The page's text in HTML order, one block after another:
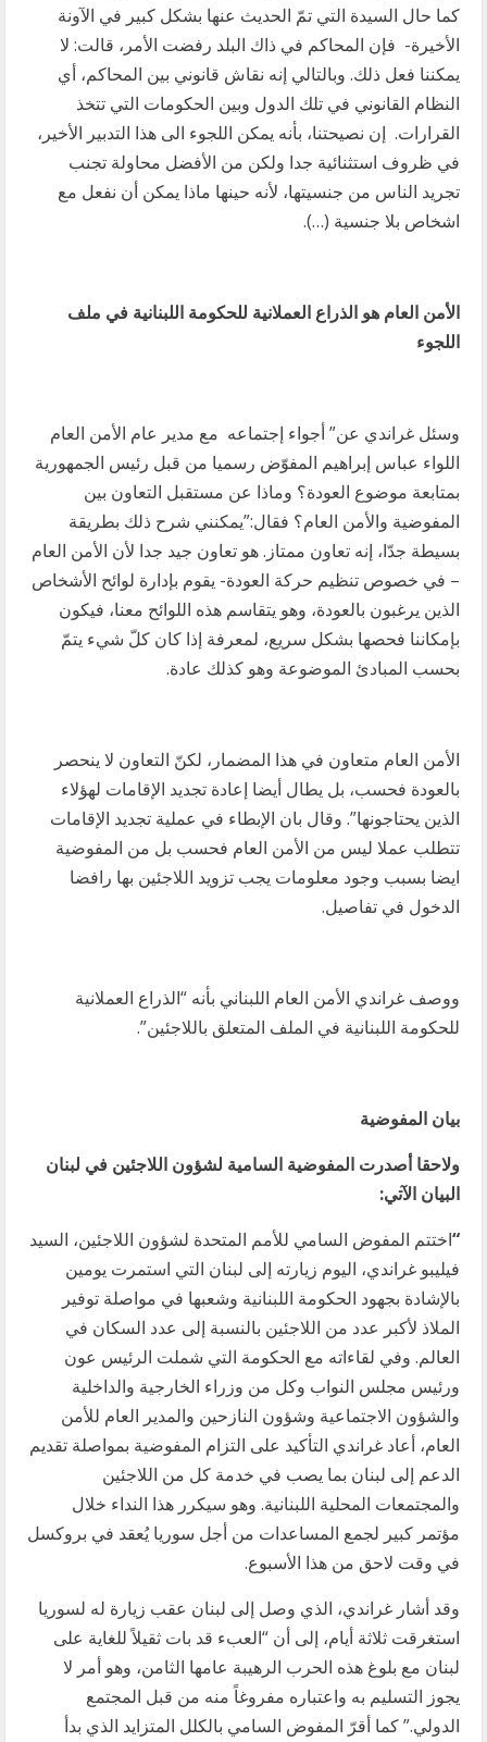
كما حال السيدة التي تمّ الحديث عنها بشكل كبير في الآونة
الأخيرة- فإن المحاكم في ذاك البلد رفضت الأمر، قالت: لا
يمكننا فعل ذلك. وبالتالي إنه نقاش قانوني بين المحاكم، أي
النظام القانوني في تلك الدول وبين الحكومات التي تتخذ
القرارات. إن نصيحتنا، بأنه يمكن اللجوء الى هذا التدبير الأخير،
في ظروف استثنائية جدا ولكن من الأفضل محاولة تجنب
تجريد الناس من جنسيتها، لأنه حينها ماذا يمكن أن نفعل مع
اشخاص بلا جنسية (…).
الأمن العام هو الذراع العملانية للحكومة اللبنانية في ملف
اللجوء
وسئل غراندي عن” أجواء إجتماعه مع مدير عام الأمن العام
اللواء عباس إبراهيم المفوّض رسميا من قبل رئيس الجمهورية
بمتابعة موضوع العودة؟ وماذا عن مستقبل التعاون بين
المفوضية والأمن العام؟ فقال:”يمكنني شرح ذلك بطريقة
بسيطة جدّا، إنه تعاون ممتاز. هو تعاون جيد جدا لأن الأمن العام
– في خصوص تنظيم حركة العودة- يقوم بإدارة لوائح الأشخاص
الذين يرغبون بالعودة، وهو يتقاسم هذه اللوائح معنا، فيكون
بإمكاننا فحصها بشكل سريع، لمعرفة إذا كان كلّ شيء يتمّ
بحسب المبادئ الموضوعة وهو كذلك عادة.
الأمن العام متعاون في هذا المضمار، لكنّ التعاون لا ينحصر
بالعودة فحسب، بل يطال أيضا إعادة تجديد الإقامات لهؤلاء
الذين يحتاجونها”. وقال بان الإبطاء في عملية تجديد الإقامات
تتطلب عملا ليس من الأمن العام فحسب بل من المفوضية
ايضا بسبب وجود معلومات يجب تزويد اللاجئين بها رافضا
الدخول في تفاصيل.
ووصف غراندي الأمن العام اللبناني بأنه “الذراع العملانية
للحكومة اللبنانية في الملف المتعلق باللاجئين”.
بيان المفوضية
ولاحقا أصدرت المفوضية السامية لشؤون اللاجئين في لبنان
البيان الآتي:
“اختتم المفوض السامي للأمم المتحدة لشؤون اللاجئين، السيد
فيليبو غراندي، اليوم زيارته إلى لبنان التي استمرت يومين
بالإشادة بجهود الحكومة اللبنانية وشعبها في مواصلة توفير
الملاذ لأكبر عدد من اللاجئين بالنسبة إلى عدد السكان في
العالم. وفي لقاءاته مع الحكومة التي شملت الرئيس عون
ورئيس مجلس النواب وكل من وزراء الخارجية والداخلية
والشؤون الاجتماعية وشؤون النازحين والمدير العام للأمن
العام، أعاد غراندي التأكيد على التزام المفوضية بمواصلة تقديم
الدعم إلى لبنان بما يصب في خدمة كل من اللاجئين
والمجتمعات المحلية اللبنانية. وهو سيكرر هذا النداء خلال
مؤتمر كبير لجمع المساعدات من أجل سوريا يُعقد في بروكسل
في وقت لاحق من هذا الأسبوع.
وقد أشار غراندي، الذي وصل إلى لبنان عقب زيارة له لسوريا
استغرقت ثلاثة أيام، إلى أن “العبء قد بات ثقيلاً للغاية على
لبنان مع بلوغ هذه الحرب الرهيبة عامها الثامن، وهو أمر لا
يجوز التسليم به واعتباره مفروغاً منه من قبل المجتمع
الدولي.” كما أقرّ المفوض السامي بالكلل المتزايد الذي بدأ